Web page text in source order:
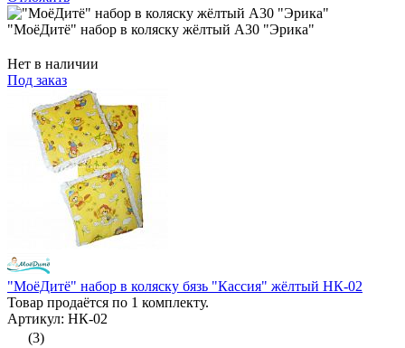
"МоёДитё" набор в коляску жёлтый А30 "Эрика"
Нет в наличии
Под заказ
"МоёДитё" набор в коляску бязь "Кассия" жёлтый НК-02
Товар продаётся по 1 комплекту.
Артикул: НК-02
(3)